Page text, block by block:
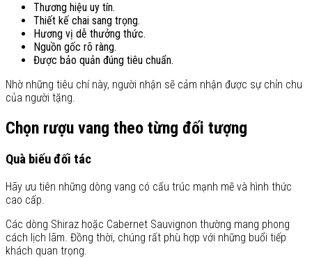
Thương hiệu uy tín.
Thiết kế chai sang trọng.
Hương vị dễ thưởng thức.
Nguồn gốc rõ ràng.
Được bảo quản đúng tiêu chuẩn.
Nhờ những tiêu chí này, người nhận sẽ cảm nhận được sự chỉn chu
của người tặng.
Chọn rượu vang theo từng đối tượng
Quà biếu đối tác
Hãy ưu tiên những dòng vang có cấu trúc mạnh mẽ và hình thức
cao cấp.
Các dòng Shiraz hoặc Cabernet Sauvignon thường mang phong
cách lịch lãm. Đồng thời, chúng rất phù hợp với những buổi tiếp
khách quan trọng.